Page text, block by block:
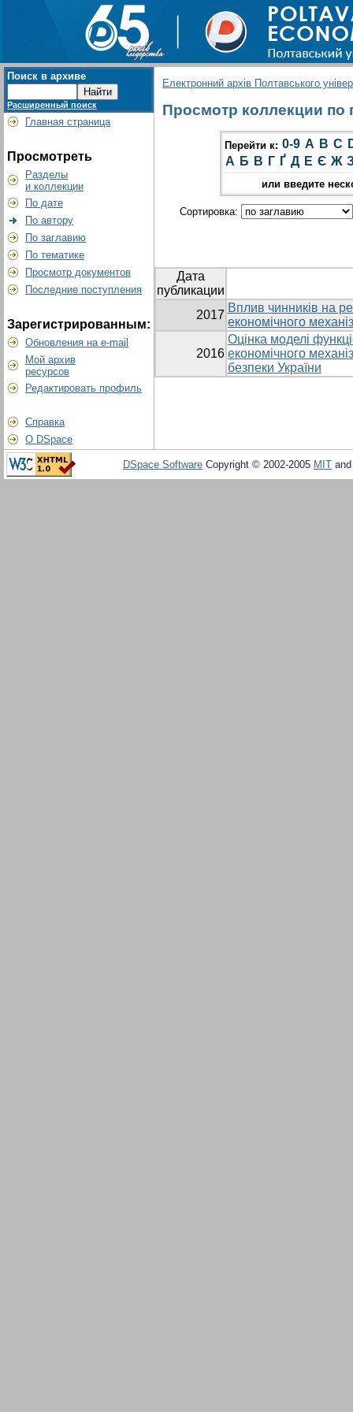
Поиск в архиве
Расширенный поиск
Главная страница
Просмотреть
Разделы
и коллекции
По дате
По автору
По заглавию
По тематике
Просмотр документов
Последние поступления
Зарегистрированным:
Обновления на e-mail
Мой архив
ресурсов
Редактировать профиль
Справка
О DSpace
Електронний архів Полтавського
Просмотр коллекции по
Перейти к: 0-9 A B C
А Б В Г Ґ Д Е Є Ж
или введите
Сортировка:
Дата
публикации
2017
Вплив чинників на
економічного
2016
Оцінка моделі
економічного
безпеки України
DSpace Software Copyright © 2002-2005 MIT